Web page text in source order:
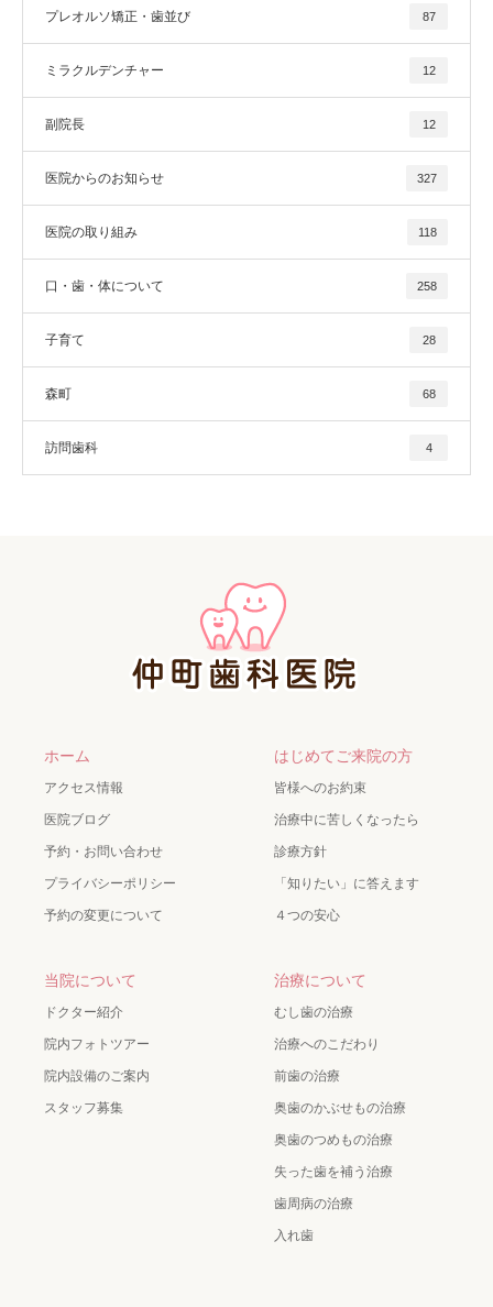
プレオルソ矯正・歯並び 87
ミラクルデンチャー 12
副院長 12
医院からのお知らせ 327
医院の取り組み 118
口・歯・体について 258
子育て 28
森町 68
訪問歯科 4
ホーム
アクセス情報
医院ブログ
予約・お問い合わせ
プライバシーポリシー
予約の変更について
はじめてご来院の方
皆様へのお約束
治療中に苦しくなったら
診療方針
「知りたい」に答えます
４つの安心
当院について
ドクター紹介
院内フォトツアー
院内設備のご案内
スタッフ募集
治療について
むし歯の治療
治療へのこだわり
前歯の治療
奥歯のかぶせもの治療
奥歯のつめもの治療
失った歯を補う治療
歯周病の治療
入れ歯